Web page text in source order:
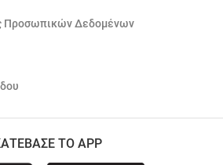
Προσωπικών Δεδομένων
ΤΟ APP